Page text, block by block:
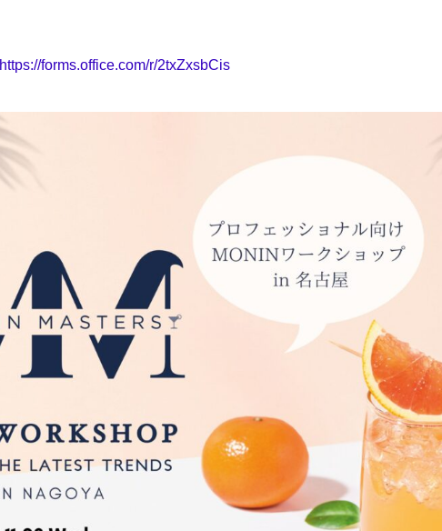
https://forms.office.com/r/2txZxsbCis